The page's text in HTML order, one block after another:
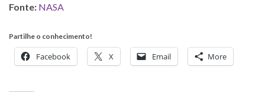
Fonte: NASA
Partilhe o conhecimento!
Facebook X Email More